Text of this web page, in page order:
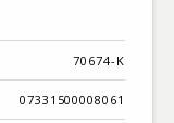
70674-K
07331500008061